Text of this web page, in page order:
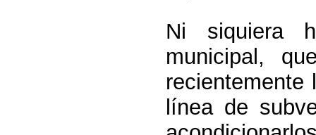
Ni siquiera
municipal,
recientemente
línea de